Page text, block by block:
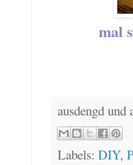
mal
ausdengd
Labels: DIY,